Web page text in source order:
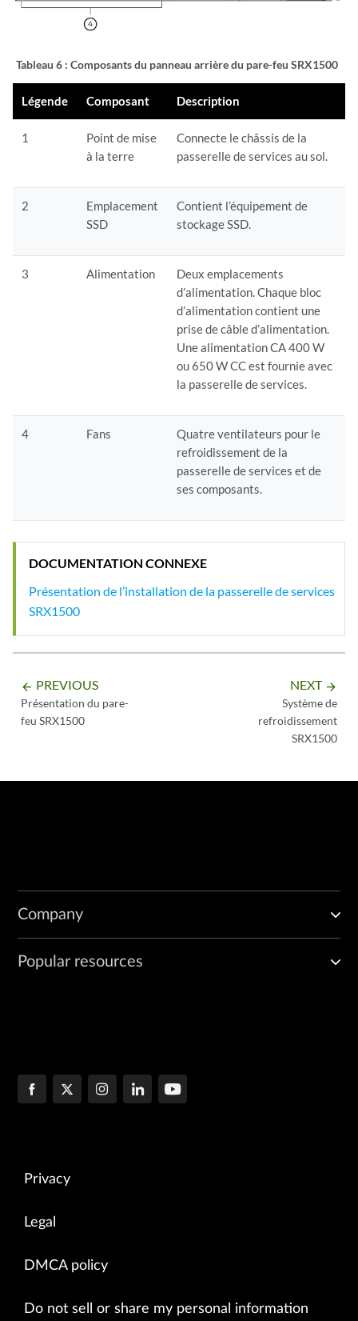
Tableau 6 : Composantsdu panneau arrière du pare-feu SRX1500
Légende Composant Description
1
Point de mise
à la terre
Connecte le châssis de la
passerelle de services au sol.
2
Emplacement
SSD
Contient l’équipement de
stockage SSD.
3 Alimentation
Deux emplacements
d’alimentation. Chaque bloc
d’alimentation contient une
prise de câble d’alimentation.
Une alimentation CA 400 W
ou 650 W CC est fournie avec
la passerelle de services.
4 Fans
Quatre ventilateurs pour le
refroidissement de la
passerelle de services et de
ses composants.
DOCUMENTATION CONNEXE
Présentation de l’installation de la passerelle de services
SRX1500
arrow_backward PREVIOUS
Présentation du pare-
feu SRX1500
NEXT arrow_forward
Système de
refroidissement
SRX1500
Company
Popular resources
Privacy
Legal
DMCA policy
Do not sell or share my personal information